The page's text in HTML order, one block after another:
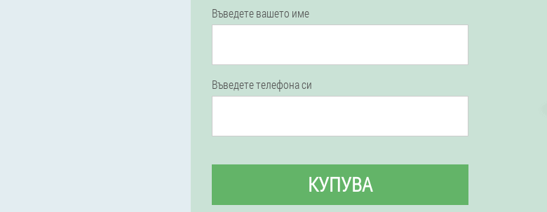
Въведете вашето име
Въведете телефона си
КУПУВА